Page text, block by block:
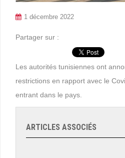
1 décembre 2022
Partager sur :
Les autorités tunisiennes ont
restrictions en rapport avec le
entrant dans le pays.
ARTICLES ASSOCIÉS